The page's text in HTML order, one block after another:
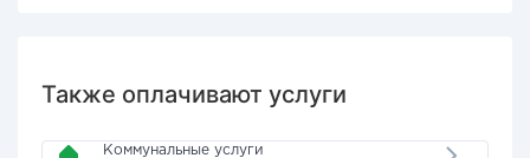
Также оплачивают услуги
Коммунальные услуги